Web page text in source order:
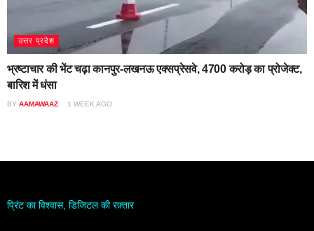
उत्तर प्रदेश
भ्रष्टाचार की भेंट चढ़ा कानपुर-लखनऊ एक्सप्रेसवे, 4700 करोड़ का प्रोजेक्ट,
बारिश में धंसा
BY AAMAWAAZ 1 WEEK AGO
प्रिंट का विश्वास, डिजिटल की रफ़्तार